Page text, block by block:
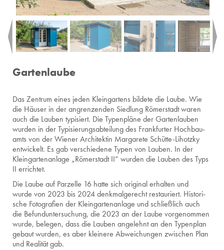
Gartenlaube
Das Zen­trum eines jeden Klein­gar­tens bil­de­te die Laube. Wie
die Häu­ser in der an­gren­zen­den Sied­lung Rö­mer­stadt waren
auch die Lau­ben ty­pi­siert. Die Ty­pen­plä­ne der Gar­ten­lau­ben
wur­den in der Ty­pi­sie­rungs­ab­tei­lung des Frank­fur­ter Hoch­bau­
amts von der Wie­ner Ar­chi­tek­tin Mar­ga­re­te Schüt­te-Li­hotz­ky
ent­wi­ckelt. Es gab ver­schie­de­ne Typen von Lau­ben. In der
Klein­gar­ten­an­la­ge „Rö­mer­stadt II“ wur­den die Lau­ben des Typs
II er­rich­tet.
Die Laube auf Par­zel­le 16 hatte sich ori­gi­nal er­hal­ten und
wurde von 2023 bis 2024 denk­mal­ge­recht re­stau­riert. His­to­ri­
sche Fo­to­gra­fi­en der Klein­gar­ten­an­la­ge und schließ­lich auch
die Be­fund­un­ter­su­chung, die 2023 an der Laube vor­ge­nom­men
wurde, be­le­gen, dass die Lau­ben an­ge­lehnt an den Ty­pen­plan
ge­baut wur­den, es aber klei­ne­re Ab­wei­chun­gen zwi­schen Plan
und Rea­li­tät gab.